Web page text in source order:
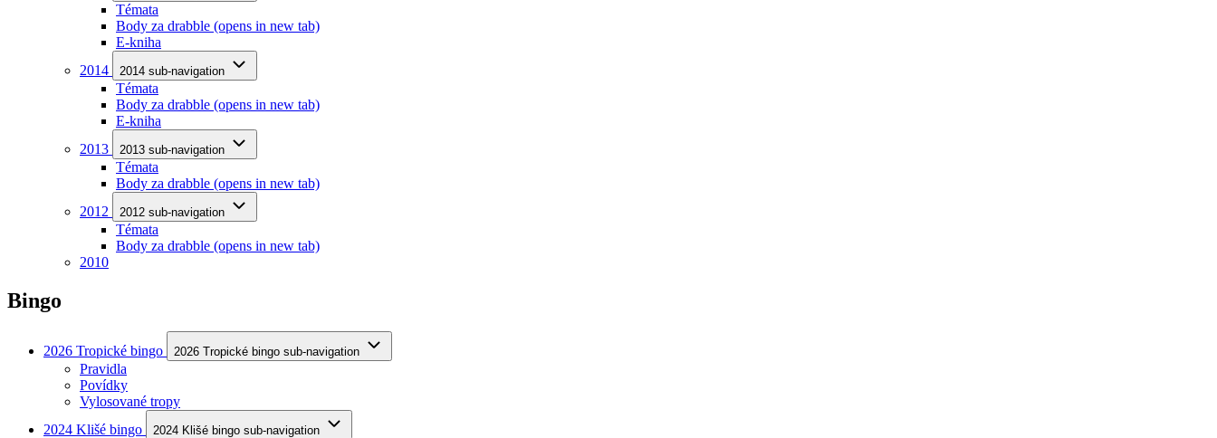
Témata
Body za drabble (opens in new tab)
E-kniha
2014
2014 sub-navigation
Témata
Body za drabble (opens in new tab)
E-kniha
2013
2013 sub-navigation
Témata
Body za drabble (opens in new tab)
2012
2012 sub-navigation
Témata
Body za drabble (opens in new tab)
2010
Bingo
2026 Tropické bingo 2026 Tropické bingo sub-navigation
Pravidla
Povídky
Vylosované tropy
2024 Klišé bingo
2024 Klišé bingo sub-navigation